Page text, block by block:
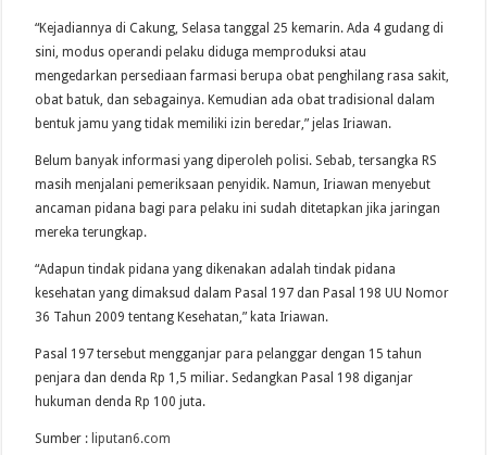
“Kejadiannya di Cakung, Selasa tanggal 25 kemarin. Ada 4 gudang di
sini, modus operandi pelaku diduga memproduksi atau
mengedarkan persediaan farmasi berupa obat penghilang rasa sakit,
obat batuk, dan sebagainya. Kemudian ada obat tradisional dalam
bentuk jamu yang tidak memiliki izin beredar,” jelas Iriawan.
Belum banyak informasi yang diperoleh polisi. Sebab, tersangka RS
masih menjalani pemeriksaan penyidik. Namun, Iriawan menyebut
ancaman pidana bagi para pelaku ini sudah ditetapkan jika jaringan
mereka terungkap.
“Adapun tindak pidana yang dikenakan adalah tindak pidana
kesehatan yang dimaksud dalam Pasal 197 dan Pasal 198 UU Nomor
36 Tahun 2009 tentang Kesehatan,” kata Iriawan.
Pasal 197 tersebut mengganjar para pelanggar dengan 15 tahun
penjara dan denda Rp 1,5 miliar. Sedangkan Pasal 198 diganjar
hukuman denda Rp 100 juta.
Sumber : liputan6.com